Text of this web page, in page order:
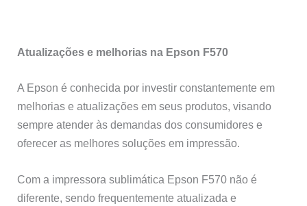
Atualizações e melhorias na Epson F570
A Epson é conhecida por investir constantemente em
melhorias e atualizações em seus produtos, visando
sempre atender às demandas dos consumidores e
oferecer as melhores soluções em impressão.
Com a impressora sublimática Epson F570 não é
diferente, sendo frequentemente atualizada e